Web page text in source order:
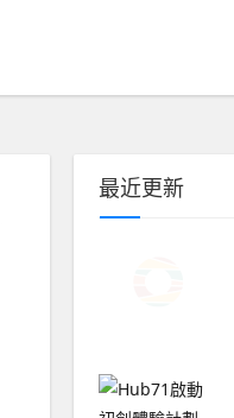
最近更新